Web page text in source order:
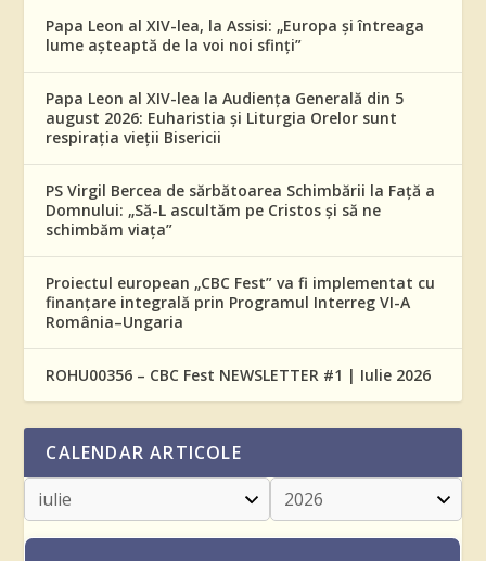
Papa Leon al XIV-lea, la Assisi: „Europa și întreaga
lume așteaptă de la voi noi sfinți”
Papa Leon al XIV-lea la Audiența Generală din 5
august 2026: Euharistia și Liturgia Orelor sunt
respirația vieții Bisericii
PS Virgil Bercea de sărbătoarea Schimbării la Față a
Domnului: „Să-L ascultăm pe Cristos și să ne
schimbăm viața”
Proiectul european „CBC Fest” va fi implementat cu
finanțare integrală prin Programul Interreg VI-A
România–Ungaria
ROHU00356 – CBC Fest NEWSLETTER #1 | Iulie 2026
CALENDAR ARTICOLE